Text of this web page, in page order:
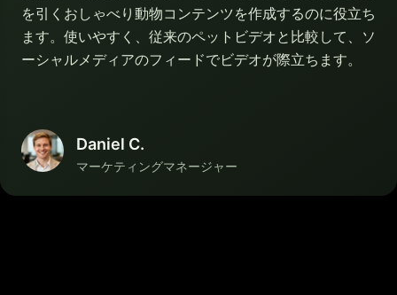
を引くおしゃべり動物コンテンツを作成するのに役立ち
ます。使いやすく、従来のペットビデオと比較して、ソ
ーシャルメディアのフィードでビデオが際立ちます。
Daniel C.
マーケティングマネージャー